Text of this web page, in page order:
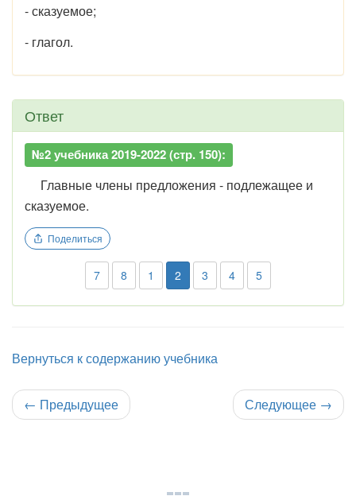
- сказуемое;
- глагол.
Ответ
№2 учебника 2019-2022 (стр. 150):
Главные члены предложения - подлежащее и
сказуемое.
Поделиться
7 8 1 2 3 4 5
Вернуться к содержанию учебника
← Предыдущее Следующее →